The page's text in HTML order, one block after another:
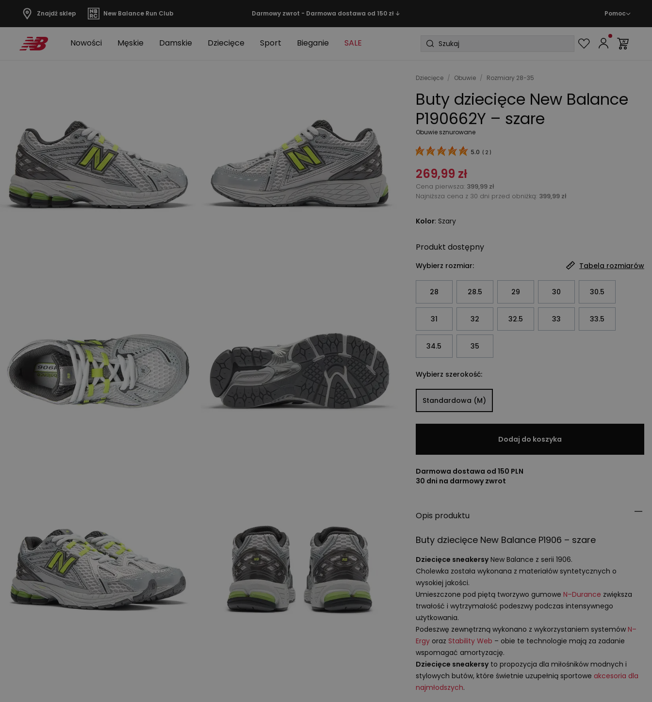
Znajdź sklep New Balance Run Club Darmowy zwrot - Darmowa dostawa od 150 zł ↓ Pomoc
Nowości Męskie Damskie Dziecięce Sport Bieganie SALE
Dziecięce / Obuwie / Rozmiary 28-35
Buty dziecięce New Balance
P190662Y – szare
Obuwie sznurowane
5.0 ( 2 )
269,99 zł
Cena pierwsza: 399,99 zł
Najniższa cena z 30 dni przed obniżką: 399,99 zł
Kolor: Szary
Produkt dostępny
Wybierz rozmiar: Tabela rozmiarów
28 28.5 29 30 30.5
31 32 32.5 33 33.5
34.5 35
Wybierz szerokość:
Standardowa (M)
Dodaj do koszyka
Darmowa dostawa od 150 PLN
30 dni na darmowy zwrot
Opis produktu
Buty dziecięce New Balance P1906 – szare
Dziecięce sneakersyNew Balance z serii 1906.
Cholewka została wykonana z materiałów syntetycznych o
wysokiej jakości.
Umieszczone pod piętą tworzywo gumowe N–Durance zwiększa
trwałość i wytrzymałość podeszwy podczas intensywnego
użytkowania.
Podeszwę zewnętrzną wykonano z wykorzystaniem systemów N–
Ergyoraz Stability Web – obie te technologie mają za zadanie
wspomagać amortyzację.
Dziecięce sneakersyto propozycja dla miłośników modnych i
stylowych butów, które świetnie uzupełnią sportowe akcesoria dla
najmłodszych.